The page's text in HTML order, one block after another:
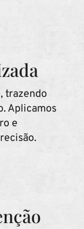
trazendo
Aplicamos
e